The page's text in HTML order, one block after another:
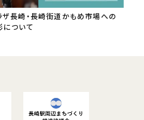
ザ長崎・長崎街道かもめ市場への
について